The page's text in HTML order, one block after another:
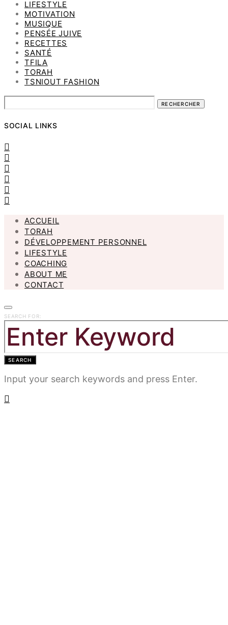
LIFESTYLE
MOTIVATION
MUSIQUE
PENSÉE JUIVE
RECETTES
SANTÉ
TFILA
TORAH
TSNIOUT FASHION
RECHERCHER
SOCIAL LINKS
ACCUEIL
TORAH
DÉVELOPPEMENT PERSONNEL
LIFESTYLE
COACHING
ABOUT ME
CONTACT
SEARCH FOR:
SEARCH
Input your search keywords and press Enter.